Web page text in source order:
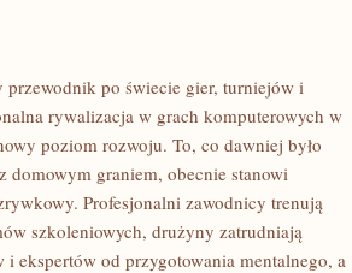
po świecie gier, turniejów i
rywalizacja w grach komputerowych w
poziom rozwoju. To, co dawniej było
domowym graniem, obecnie stanowi
Profesjonalni zawodnicy trenują
szkoleniowych, drużyny zatrudniają
i ekspertów od przygotowania mentalnego, a